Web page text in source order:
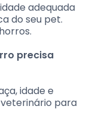
adequada
do seu pet.
precisa
idade e
para